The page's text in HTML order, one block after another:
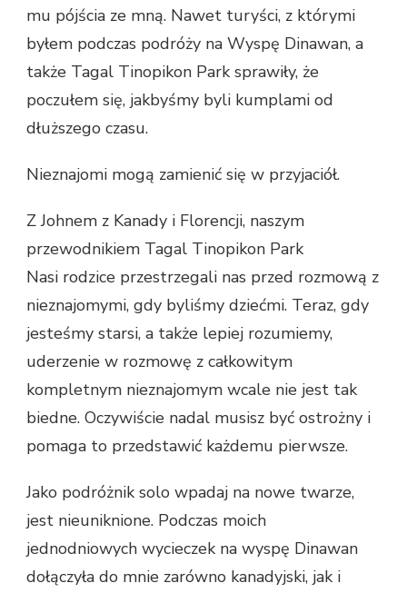
mu pójścia ze mną. Nawet turyści, z którymi
byłem podczas podróży na Wyspę Dinawan, a
także Tagal Tinopikon Park sprawiły, że
poczułem się, jakbyśmy byli kumplami od
dłuższego czasu.
Nieznajomi mogą zamienić się w przyjaciół.
Z Johnem z Kanady i Florencji, naszym
przewodnikiem Tagal Tinopikon Park
Nasi rodzice przestrzegali nas przed rozmową z
nieznajomymi, gdy byliśmy dziećmi. Teraz, gdy
jesteśmy starsi, a także lepiej rozumiemy,
uderzenie w rozmowę z całkowitym
kompletnym nieznajomym wcale nie jest tak
biedne. Oczywiście nadal musisz być ostrożny i
pomaga to przedstawić każdemu pierwsze.
Jako podróżnik solo wpadaj na nowe twarze,
jest nieuniknione. Podczas moich
jednodniowych wycieczek na wyspę Dinawan
dołączyła do mnie zarówno kanadyjski, jak i